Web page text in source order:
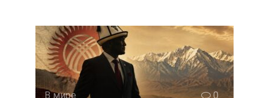
В мире 0